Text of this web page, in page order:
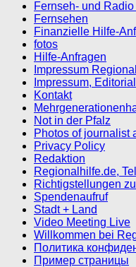
Fernseh- und
Fernsehen
Finanzielle Hilfe-
fotos
Hilfe-Anfragen
Impressum
Impressum, Editorial
Kontakt
Not in der Pfalz
Photos of journalist
Privacy Policy
Redaktion
Regionalhilfe.de,
Richtigstellungen
Spendenaufruf
Stadt + Land
Video Meeting Live
Willkommen bei
Политика
Пример страницы